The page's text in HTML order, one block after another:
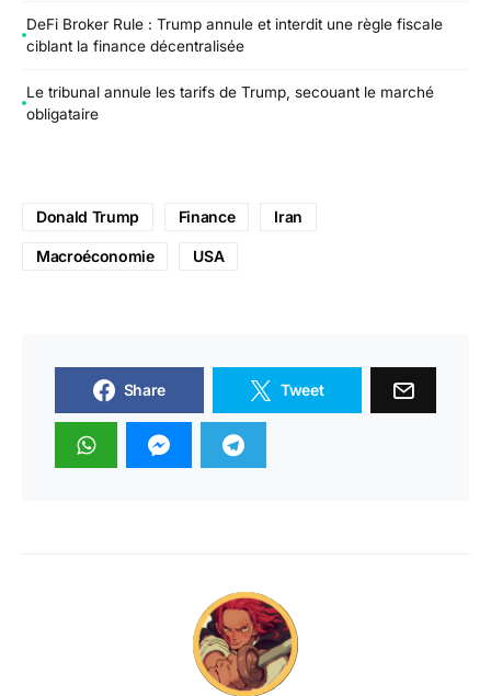
DeFi Broker Rule : Trump annule et interdit une règle fiscale
ciblant la finance décentralisée
Le tribunal annule les tarifs de Trump, secouant le marché
obligataire
Donald Trump Finance Iran
Macroéconomie USA
Share Tweet